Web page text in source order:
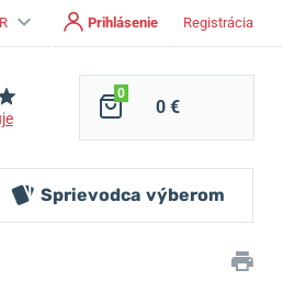
Prihlásenie Registrácia
0
0 €
Sprievodca výberom